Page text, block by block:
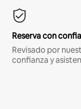
Reserva con
Revisado por
confianza y